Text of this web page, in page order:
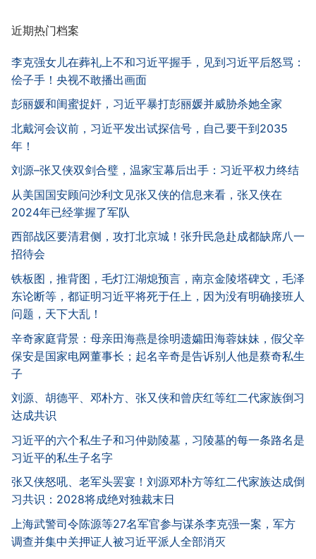
近期热门档案
李克强女儿在葬礼上不和习近平握手，见到习近平后怒骂：
侩子手！央视不敢播出画面
彭丽媛和闺蜜捉奸，习近平暴打彭丽媛并威胁杀她全家
北戴河会议前，习近平发出试探信号，自己要干到2035
年！
刘源–张又侠双剑合璧，温家宝幕后出手：习近平权力终结
从美国国安顾问沙利文见张又侠的信息来看，张又侠在
2024年已经掌握了军队
西部战区要清君侧，攻打北京城！张升民急赴成都缺席八一
招待会
铁板图，推背图，毛灯江湖熄预言，南京金陵塔碑文，毛泽
东论断等，都证明习近平将死于任上，因为没有明确接班人
问题，天下大乱！
辛奇家庭背景：母亲田海燕是徐明遗孀田海蓉妹妹，假父辛
保安是国家电网董事长；起名辛奇是告诉别人他是蔡奇私生
子
刘源、胡德平、邓朴方、张又侠和曾庆红等红二代家族倒习
达成共识
习近平的六个私生子和习仲勋陵墓，习陵墓的每一条路名是
习近平的私生子名字
张又侠怒吼、老军头罢宴！刘源邓朴方等红二代家族达成倒
习共识：2028将成绝对独裁末日
上海武警司令陈源等27名军官参与谋杀李克强一案，军方
调查并集中关押证人被习近平派人全部消灭